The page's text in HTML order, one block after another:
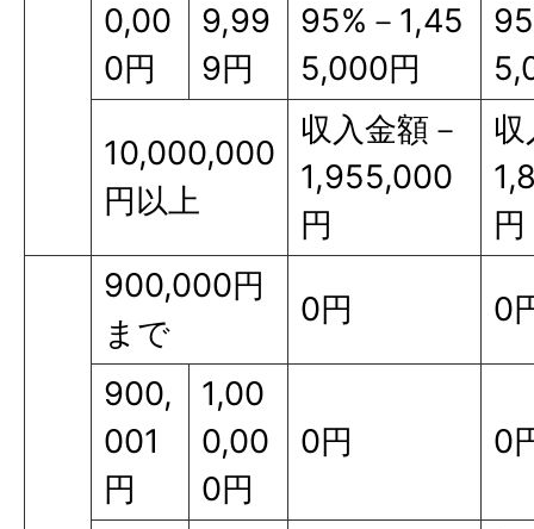
0,00
0円
9,99
9円
95%－1,45
5,000円
10,000,000
円以上
収入金額－
1,955,000
円
円
900,000円
まで
0円 0
900,
001
円
1,00
0,00
0円
0円 0